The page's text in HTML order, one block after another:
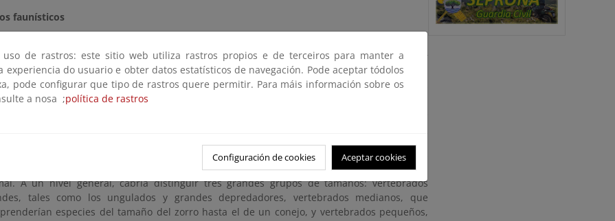
faunísticos
faunísticos a que estén enfocadas, de tal manera que muchos diseños deben ser
responder a grandes grupos. Esto obliga a tener un buen conocimiento de la composición
las zonas circundantes y de su comportamiento en cuanto a dominios vitales, áreas
de campeo, rutas de desplazamiento más habituales, etc. A un nivel muy general los
El tamaño de la especie resulta fundamental, puesto que las
de los pasos y el coste de los mismos es función directa de esta característica del
A un nivel general, cabría distinguir tres grandes grupos de tamaños: vertebrados
tales como los ungulados y grandes depredadores, vertebrados medianos, que
especies del tamaño del zorro hasta el de un conejo, y vertebrados pequeños,
uso de rastros: este sitio web utiliza rastros propios e de terceiros para manter a
experiencia do usuario e obter datos estatísticos de navegación. Pode aceptar tódolos
pode configurar que tipo de rastros quere permitir. Para máis información sobre os
a nosa ;política de rastros
Configuración de cookies Aceptar cookies